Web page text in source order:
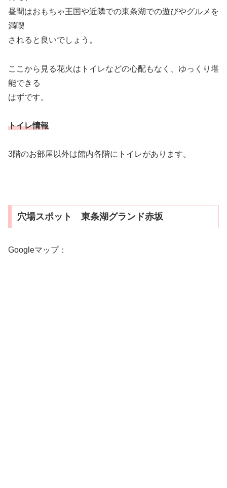
昼間はおもちゃ王国や近隣での東条湖での遊びやグルメを
満喫
されると良いでしょう。
ここから見る花火はトイレなどの心配もなく、ゆっくり堪
能できる
はずです。
トイレ情報
3階のお部屋以外は館内各階にトイレがあります。
穴場スポット 東条湖グランド赤坂
Googleマップ：